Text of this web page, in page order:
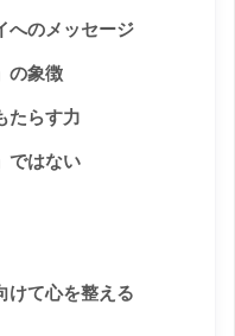
へのメッセージ
の象徴
たらす力
ではない
けて心を整える